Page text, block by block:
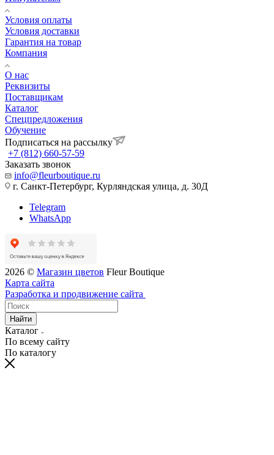
Условия оплаты
Условия доставки
Гарантия на товар
Компания
О нас
Реквизиты
Поставщикам
Каталог
Спецпредложения
Обучение
Подписаться на рассылку
+7 (812) 660-57-59
Заказать звонок
info@fleurboutique.ru
г. Санкт-Петербург, Курляндская улица, д. 30Д
Telegram
WhatsApp
2026 © Магазин цветов Fleur Boutique
Карта сайта
Разработка и продвижение сайта
Найти
Каталог
По всему сайту
По каталогу